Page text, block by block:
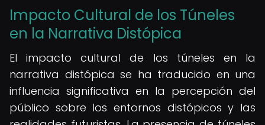
Impacto Cultural de los Túneles
en la Narrativa Distópica
El impacto cultural de los túneles en la
narrativa distópica se ha traducido en una
influencia significativa en la percepción del
público sobre los entornos distópicos y las